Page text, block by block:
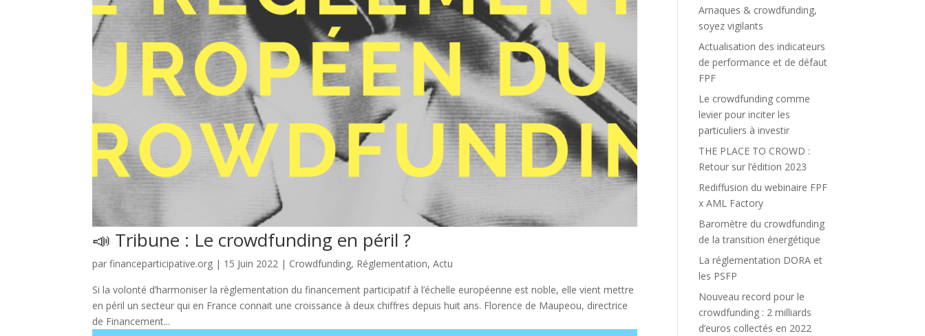
📣 Tribune : Le crowdfunding en péril ?
parfinanceparticipative.org | 15 Juin 2022 | Crowdfunding, Réglementation,Actu
Si la volonté d’harmoniser la règlementation du financement participatif à l’échelle européenne est noble, elle vient mettre
en péril un secteur qui en France connait une croissance à deux chiffres depuis huit ans. Florence de Maupeou, directrice
de Financement...
Arnaques & crowdfunding,
soyez vigilants
Actualisation des indicateurs
de performance et de défaut
FPF
Le crowdfunding comme
levier pour inciter les
particuliers à investir
THE PLACE TO CROWD :
Retour sur l’édition 2023
Rediffusion du webinaire FPF
x AML Factory
Baromètre du crowdfunding
de la transition énergétique
La réglementation DORA et
les PSFP
Nouveau record pour le
crowdfunding : 2 milliards
d’euros collectés en 2022